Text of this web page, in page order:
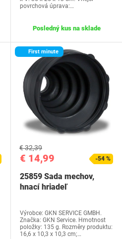
povrchová úprava:…
Posledný kus na sklade
First minute
€ 14,99
€ 32,39
-54 %
25859 Sada mechov,
hnací hriadeľ
Výrobce: GKN SERVICE GMBH.
Značka: GKN Service. Hmotnost
položky: 135 g. Rozměry produktu:
16,6 x 10,3 x 10,3 cm;…